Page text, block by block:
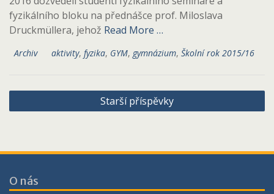
fyzikálního bloku na přednášce prof. Miloslava
Druckmüllera, jehož Read More …
Archiv aktivity, fyzika, GYM, gymnázium, Školní rok 2015/16
Navigace
pro
Starší příspěvky
O nás